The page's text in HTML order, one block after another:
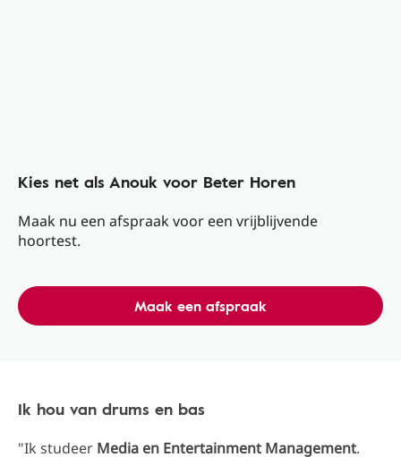
Kies net als Anouk voor Beter Horen
Maak nu een afspraak voor een vrijblijvende
hoortest.
Maak een afspraak
Ik hou van drums en bas
"Ik studeer Media en Entertainment Management.